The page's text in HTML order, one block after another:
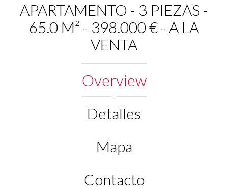
APARTAMENTO - 3 PIEZAS -
65.0 M² - 398.000 € - A LA
VENTA
Overview
Detalles
Mapa
Contacto